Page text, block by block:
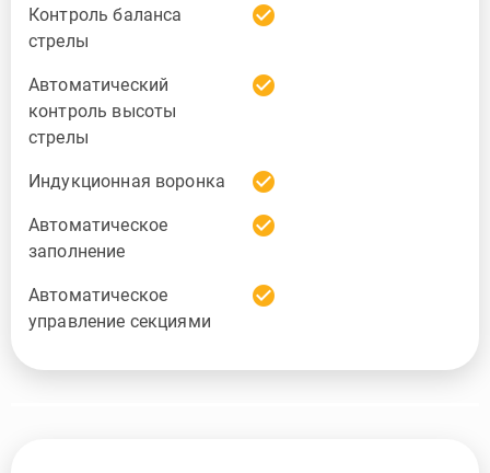
Контроль баланса
стрелы
check_circle
Автоматический
контроль высоты
стрелы
check_circle
Индукционная воронка check_circle
Автоматическое
заполнение
check_circle
Автоматическое
управление секциями
check_circle